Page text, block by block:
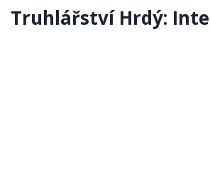
Truhlářství Hrdý: